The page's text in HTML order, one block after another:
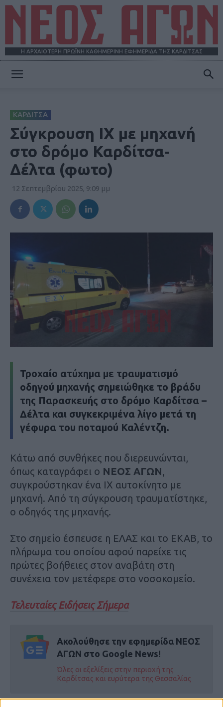
Η ΑΡΧΑΙΟΤΕΡΗ ΠΡΩΪΝΗ ΚΑΘΗΜΕΡΙΝΗ ΕΦΗΜΕΡΙΔΑ ΤΗΣ ΚΑΡΔΙΤΣΑΣ
ΚΑΡΔΙΤΣΑ
Σύγκρουση ΙΧ με μηχανή
στο δρόμο Καρδίτσα-
Δέλτα (φωτο)
12 Σεπτεμβρίου 2025, 9:09 μμ
Τροχαίο ατύχημα με τραυματισμό
οδηγού μηχανής σημειώθηκε το βράδυ
της Παρασκευής στο δρόμο Καρδίτσα –
Δέλτα και συγκεκριμένα λίγο μετά τη
γέφυρα του ποταμού Καλέντζη.
Κάτω από συνθήκες που διερευνώνται,
όπως καταγράφει ο ΝΕΟΣ ΑΓΩΝ,
συγκρούστηκαν ένα ΙΧ αυτοκίνητο με
μηχανή. Από τη σύγκρουση τραυματίστηκε,
ο οδηγός της μηχανής.
Στο σημείο έσπευσε η ΕΛΑΣ και το ΕΚΑΒ, το
πλήρωμα του οποίου αφού παρείχε τις
πρώτες βοήθειες στον αναβάτη στη
συνέχεια τον μετέφερε στο νοσοκομείο.
Τελευταίες Ειδήσεις Σήμερα
Ακολούθησε την εφημερίδα ΝΕΟΣ
ΑΓΩΝ στο Google News!
Όλες οι εξελίξεις στην περιοχή της
Καρδίτσας και ευρύτερα της Θεσσαλίας